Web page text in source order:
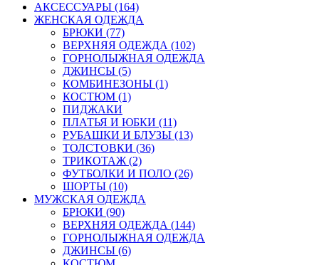
АКСЕССУАРЫ (164)
ЖЕНСКАЯ ОДЕЖДА
БРЮКИ (77)
ВЕРХНЯЯ ОДЕЖДА (102)
ГОРНОЛЫЖНАЯ ОДЕЖДА
ДЖИНСЫ (5)
КОМБИНЕЗОНЫ (1)
КОСТЮМ (1)
ПИДЖАКИ
ПЛАТЬЯ И ЮБКИ (11)
РУБАШКИ И БЛУЗЫ (13)
ТОЛСТОВКИ (36)
ТРИКОТАЖ (2)
ФУТБОЛКИ И ПОЛО (26)
ШОРТЫ (10)
МУЖСКАЯ ОДЕЖДА
БРЮКИ (90)
ВЕРХНЯЯ ОДЕЖДА (144)
ГОРНОЛЫЖНАЯ ОДЕЖДА
ДЖИНСЫ (6)